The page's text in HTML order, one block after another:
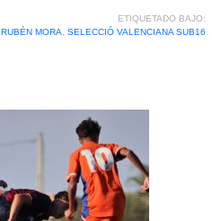
ETIQUETADO BAJO:
RUBÉN MORA, SELECCIÓ VALENCIANA SUB16